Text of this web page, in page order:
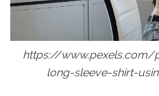
https://
long-sleeve-shirt-